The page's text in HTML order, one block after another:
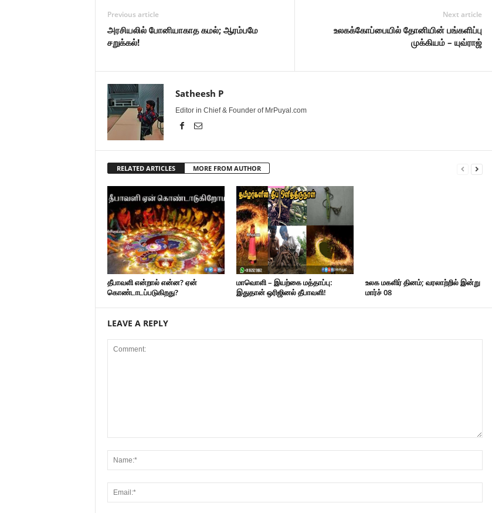
Previous article
அரசியலில் போனியாகாத கமல்; ஆரம்பமே
சறுக்கல்!
Next article
உலகக்கோப்பையில் தோனியின் பங்களிப்பு
முக்கியம் – யுவ்ராஜ்
Satheesh P
Editor in Chief & Founder of MrPuyal.com
RELATED ARTICLES MORE FROM AUTHOR
தீபாவளி என்றால் என்ன? ஏன்
கொண்டாடப்படுகிறது?
மாவொளி – இயற்கை மத்தாப்பு:
இதுதான் ஒரிஜினல் தீபாவளி!
உலக மகளிர் தினம்; வரலாற்றில் இன்று
மார்ச் 08
LEAVE A REPLY